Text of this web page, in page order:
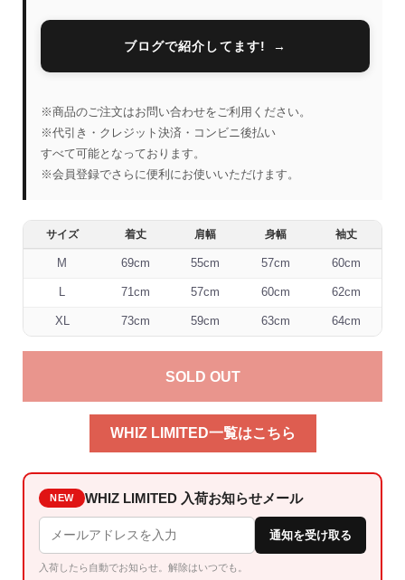
ブログで紹介してます!
※商品のご注文はお問い合わせをご利用ください。
※代引き・クレジット決済・コンビニ後払い
すべて可能となっております。
※会員登録でさらに便利にお使いいただけます。
サイズ 着丈 肩幅 身幅 袖丈
M 69cm 55cm 57cm 60cm
L 71cm 57cm 60cm 62cm
XL 73cm 59cm 63cm 64cm
SOLD OUT
WHIZ LIMITED一覧はこちら
NEW WHIZ LIMITED 入荷お知らせメール
通知を受け取る
入荷したら自動でお知らせ。解除はいつでも。